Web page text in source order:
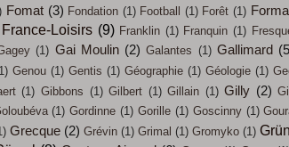
Fomat (3) Fondation (1) Football (1) Forêt (1)
France-Loisirs (9) Franklin (1) Franquin (1)
(1) Gai Moulin (2) Galantes (1) Gallimard
Genou (1) Gentis (1) Géographie (1) Géologie (1)
(1) Gibbons (1) Gilbert (1) Gillain (1) Gilly (2)
(1) Gordinne (1) Gorille (1) Goscinny (1)
Grecque (2) Grévin (1) Grimal (1) Gromyko (1)